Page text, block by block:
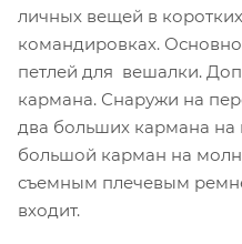
личных вещей в
командировках.
петлей для вешалки.
кармана. Снаружи на
два больших кармана на
большой карман на
съемным плечевым
входит.